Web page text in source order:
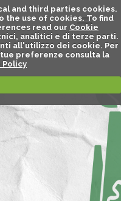
and third parties cookies.
the use of cookies. To find
read our Cookie
analitici e di terze parti.
all'utilizzo dei cookie. Per
preferenze consulta la
Policy